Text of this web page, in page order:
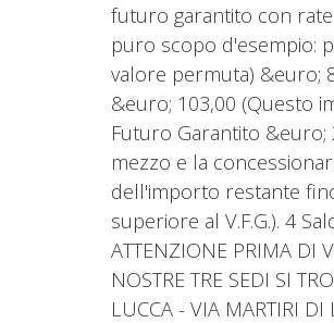
futuro garantito con
puro scopo d'esempio:
valore permuta) &euro;
&euro; 103,00 (Questo
Futuro Garantito &euro;
mezzo e la
dell'importo restante
superiore al V.F.G.). 4
ATTENZIONE PRIMA DI
NOSTRE TRE SEDI SI
LUCCA - VIA MARTIRI